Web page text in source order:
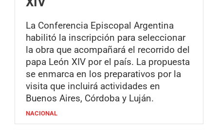
La Conferencia Episcopal Argentina
habilitó la inscripción para seleccionar
la obra que acompañará el recorrido del
papa León XIV por el país. La propuesta
se enmarca en los preparativos por la
visita que incluirá actividades en
Buenos Aires, Córdoba y Luján.
NACIONAL